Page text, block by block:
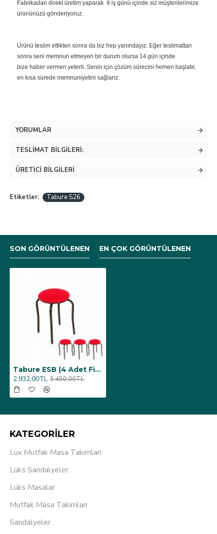
Fabrikadan direkt üretim yaparak 9 iş günü içinde siz müşterilerimize
ürününüzü gönderiyoruz.
Ürünü teslim ettikten sonra da biz hep yanındayız. Eğer teslimattan
sonra seni memnun etmeyen bir durum olursa 14 gün içinde
bize haber vermen yeterli. Senin için çözüm sürecini hemen başlatır,
en kısa sürede memnuniyetini sağlarız.
YORUMLAR
TESLIMAT BILGILERI:
ÜRETICI BILGILERI
Etiketler: Tabure S26
SON GÖRÜNTÜLENEN EN ÇOK GÖRÜNTÜLENEN
Tabure ESB (4 Adet Fiyatıdır) - Kırmızı
2.932,00TL 3.450,00TL
KATEGORİLER
Lux Mutfak Masa Takımları
Lüks Sandalyeler
Lüks Masalar
Mutfak Masa Takımları
Sandalyeler